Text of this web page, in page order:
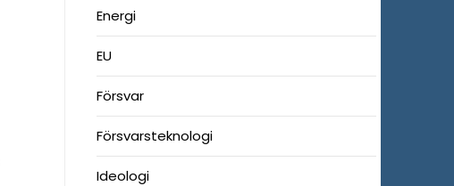
Energi
EU
Försvar
Försvarsteknologi
Ideologi